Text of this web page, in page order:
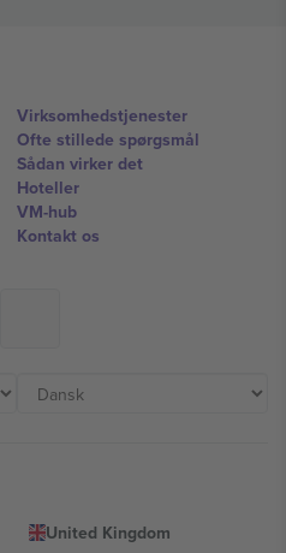
Virksomhedstjenester
Ofte stillede spørgsmål
Sådan virker det
Hoteller
VM-hub
Kontakt os
United Kingdom